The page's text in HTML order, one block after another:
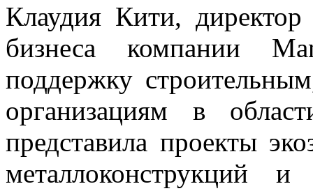
Клаудия Кити,
бизнеса компании
поддержку
организациям в
представила проекты
металлоконструкций и